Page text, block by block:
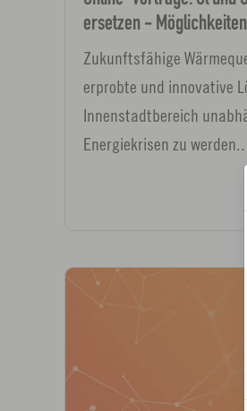
ersetzen -
Zukunftsfähige
erprobte und innovative
Innenstadtbereich
Energiekrisen zu